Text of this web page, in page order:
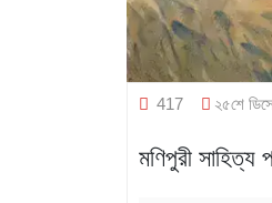
417 ২৫শে
মণিপুরী সাহিত্য